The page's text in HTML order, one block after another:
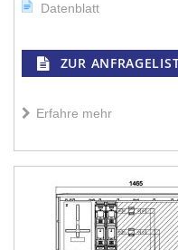
Datenblatt
ZUR
Erfahre mehr